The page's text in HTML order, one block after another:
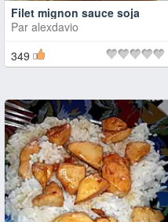
Filet mignon sauce soja
Par alexdavio
349